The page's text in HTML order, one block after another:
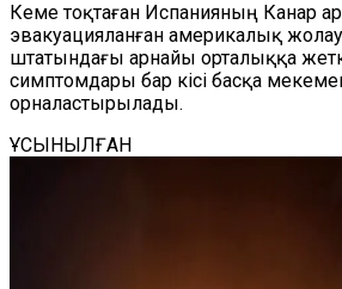
Кеме тоқтаған Испанияның Канар
эвакуацияланған америкалық
штатындағы арнайы орталыққа
симптомдары бар кісі басқа
орналастырылады.
ҰСЫНЫЛҒАН